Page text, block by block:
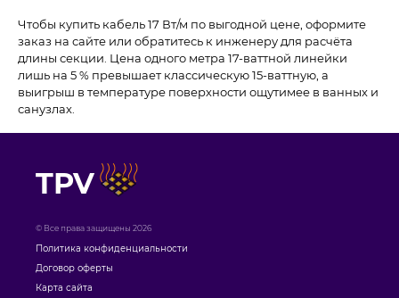
Чтобы купить кабель 17 Вт/м по выгодной цене, оформите
заказ на сайте или обратитесь к инженеру для расчёта
длины секции. Цена одного метра 17-ваттной линейки
лишь на 5 % превышает классическую 15-ваттную, а
выигрыш в температуре поверхности ощутимее в ванных и
санузлах.
TPV
© Все права защищены 2026
Политика конфиденциальности
Договор оферты
Карта сайта